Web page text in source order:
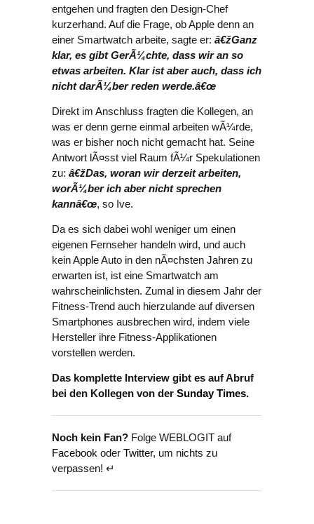
entgehen und fragten den Design-Chef
kurzerhand. Auf die Frage, ob Apple denn an
einer Smartwatch arbeite, sagte er: â€žGanz
klar, es gibt GerÃ¼chte, dass wir an so
etwas arbeiten. Klar ist aber auch, dass ich
nicht darÃ¼ber reden werde.â€œ
Direkt im Anschluss fragten die Kollegen, an
was er denn gerne einmal arbeiten wÃ¼rde,
was er bisher noch nicht gemacht hat. Seine
Antwort lÃ¤sst viel Raum fÃ¼r Spekulationen
zu: â€žDas, woran wir derzeit arbeiten,
worÃ¼ber ich aber nicht sprechen
kannâ€œ, so Ive.
Da es sich dabei wohl weniger um einen
eigenen Fernseher handeln wird, und auch
kein Apple Auto in den nÃ¤chsten Jahren zu
erwarten ist, ist eine Smartwatch am
wahrscheinlichsten. Zumal in diesem Jahr der
Fitness-Trend auch hierzulande auf diversen
Smartphones ausbrechen wird, indem viele
Hersteller ihre Fitness-Applikationen
vorstellen werden.
Das komplette Interview gibt es auf Abruf
bei den Kollegen von der Sunday Times.
Noch kein Fan? Folge WEBLOGIT auf
Facebook oder Twitter, um nichts zu
verpassen! ↵